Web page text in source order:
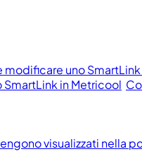
modificare uno
in Metricool
visualizzati nella